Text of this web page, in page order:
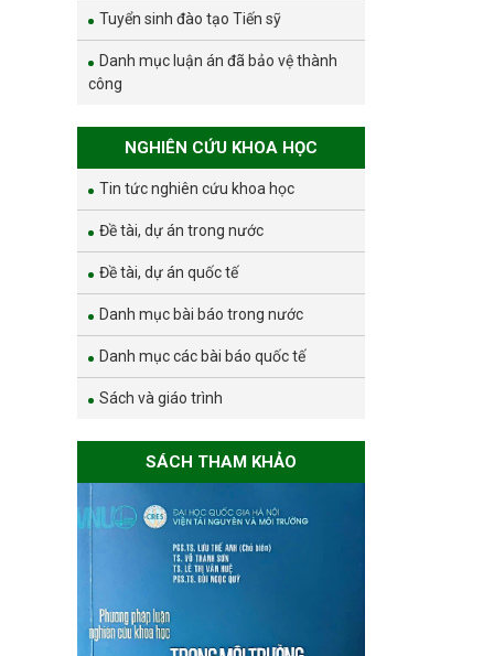
Tuyển sinh đào tạo Tiến sỹ
Danh mục luận án đã bảo vệ thành
công
NGHIÊN CỨU KHOA HỌC
Tin tức nghiên cứu khoa học
Đề tài, dự án trong nước
Đề tài, dự án quốc tế
Danh mục bài báo trong nước
Danh mục các bài báo quốc tế
Sách và giáo trình
SÁCH THAM KHẢO